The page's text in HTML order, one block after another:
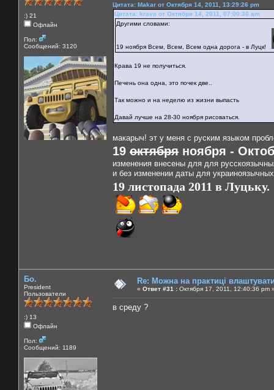
:) 21
Офлайн
Пол:
Сообщений: 3120
Цитата: Makar от Октября 14, 2011, 13:29:26 pm
Цитата: krava от Октября 14, 2011, 07:00:36 am
Другими словами:
19 ноября Всем, Всем, Всем одна дорога - в Луцк!
Крава 19 не получиться.
Печень она одна, это почек две..
Так можно и на неделю из жизни выпасть
Давай лучше на 28-30 ноября рисоваться.
макарыч! эт у меня с руским языком
19 октября ноября -
изменения внесены для для
и без изменении даты для
19 листопада 2011 в Луцьку.
Бо.
President
Пользователи
:) 13
Офлайн
Пол:
Сообщений: 1189
Re: Можна на практиці
« Ответ #31 : Октября 17, 2011, 12:40:36 pm
в среду ?